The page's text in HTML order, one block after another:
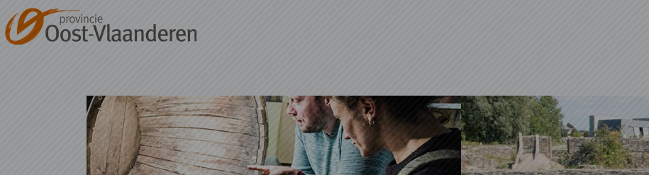
Naar hoofdinhoud